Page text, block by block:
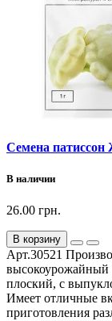
Семена
В наличии
26.00 грн.
В корзину
Арт.30521
высокоурожайный
плоский, с
Имеет отличные
приготовления